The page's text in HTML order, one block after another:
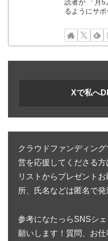
読者が 「月5
るようにサポ
Xで私へ
クラウドファンディン
営を応援してくださる
リストからプレゼント
所、氏名などは匿名で発
参考になたっらSNSシ
願いします！質問、お